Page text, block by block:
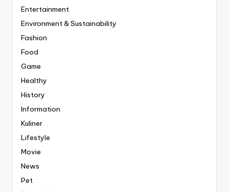
Entertainment
Environment & Sustainability
Fashion
Food
Game
Healthy
History
Information
Kuliner
Lifestyle
Movie
News
Pet